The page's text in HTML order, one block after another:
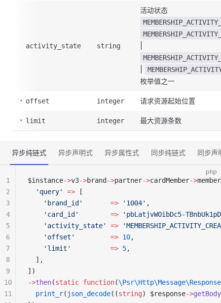
activity_state string
活动状态
枚举值之一
offset integer 请求资源起始位置
limit integer 最大资源条数
异步纯链式 异步声明式 异步属性式 同步纯链式 同步声
php
$instance->v3->brand ->partner->cardMember->
  'query'
=> [
    'brand_id'
       =>
'1004' ,
    'card_id'
        =>
'pbLatjvWOibDc5-
    'activity_state'
=>
    'offset'
         =>
10,
    'limit'
          =>
5,
  ],
])
->then(static function(
  print_r
( json_decode((string) $response->getBody
1
2
3
4
5
6
7
8
9
10
11